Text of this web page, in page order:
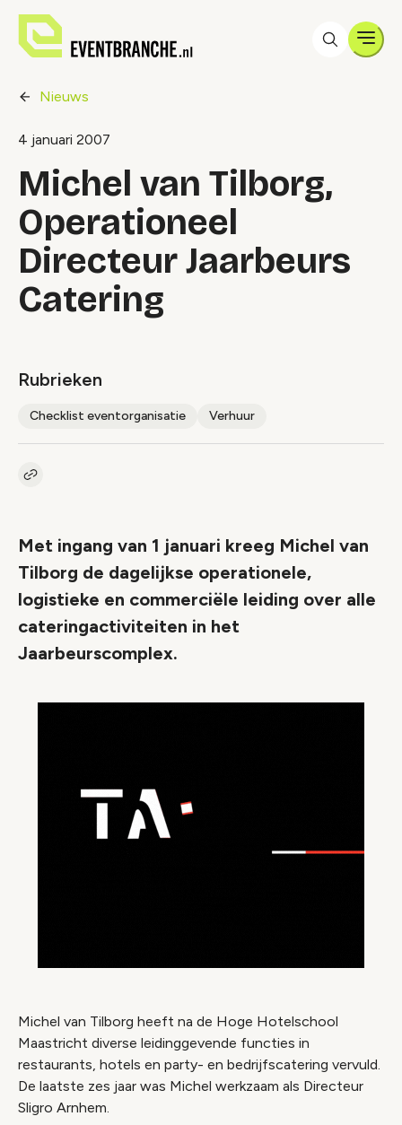
Nieuws
4 januari 2007
Michel van Tilborg,
Operationeel
Directeur Jaarbeurs
Catering
Rubrieken
Checklist eventorganisatie Verhuur
Kopieer link naar artikel
Met ingang van 1 januari kreeg Michel van
Tilborg de dagelijkse operationele,
logistieke en commerciële leiding over alle
cateringactiviteiten in het
Jaarbeurscomplex.
Michel van Tilborg heeft na de Hoge Hotelschool
Maastricht diverse leidinggevende functies in
restaurants, hotels en party- en bedrijfscatering vervuld.
De laatste zes jaar was Michel werkzaam als Directeur
Sligro Arnhem.